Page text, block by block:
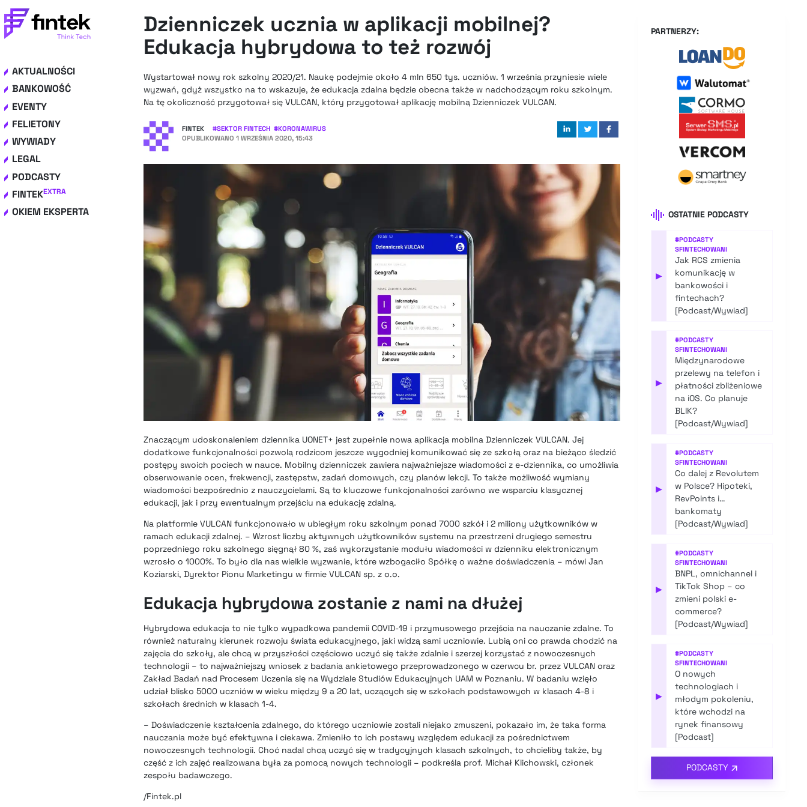
AKTUALNOŚCI
BANKOWOŚĆ
EVENTY
FELIETONY
WYWIADY
LEGAL
PODCASTY
FINTEKEXTRA
OKIEM EKSPERTA
Dzienniczek ucznia w aplikacji mobilnej?
Edukacja hybrydowa to też rozwój
Wystartował nowy rok szkolny 2020/21. Naukę podejmie około 4 mln 650 tys. uczniów. 1 września przyniesie wiele
wyzwań, gdyż wszystko na to wskazuje, że edukacja zdalna będzie obecna także w nadchodzącym roku szkolnym.
Na tę okoliczność przygotował się VULCAN, który przygotował aplikację mobilną Dzienniczek VULCAN.
FINTEK #SEKTOR FINTECH #KORONAWIRUS
OPUBLIKOWANO 1 WRZEŚNIA 2020, 15:43
Znaczącym udoskonaleniem dziennika UONET+ jest zupełnie nowa aplikacja mobilna Dzienniczek VULCAN. Jej
dodatkowe funkcjonalności pozwolą rodzicom jeszcze wygodniej komunikować się ze szkołą oraz na bieżąco śledzić
postępy swoich pociech w nauce. Mobilny dzienniczek zawiera najważniejsze wiadomości z e-dziennika, co umożliwia
obserwowanie ocen, frekwencji, zastępstw, zadań domowych, czy planów lekcji. To także możliwość wymiany
wiadomości bezpośrednio z nauczycielami. Są to kluczowe funkcjonalności zarówno we wsparciu klasycznej
edukacji, jak i przy ewentualnym przejściu na edukację zdalną.
Na platformie VULCAN funkcjonowało w ubiegłym roku szkolnym ponad 7000 szkół i 2 miliony użytkowników w
ramach edukacji zdalnej. – Wzrost liczby aktywnych użytkowników systemu na przestrzeni drugiego semestru
poprzedniego roku szkolnego sięgnął 80 %, zaś wykorzystanie modułu wiadomości w dzienniku elektronicznym
wzrosło o 1000%. To było dla nas wielkie wyzwanie, które wzbogaciło Spółkę o ważne doświadczenia – mówi Jan
Koziarski, Dyrektor Pionu Marketingu w firmie VULCAN sp. z o.o.
Edukacja hybrydowa zostanie z nami na dłużej
Hybrydowa edukacja to nie tylko wypadkowa pandemii COVID-19 i przymusowego przejścia na nauczanie zdalne. To
również naturalny kierunek rozwoju świata edukacyjnego, jaki widzą sami uczniowie. Lubią oni co prawda chodzić na
zajęcia do szkoły, ale chcą w przyszłości częściowo uczyć się także zdalnie i szerzej korzystać z nowoczesnych
technologii – to najważniejszy wniosek z badania ankietowego przeprowadzonego w czerwcu br. przez VULCAN oraz
Zakład Badań nad Procesem Uczenia się na Wydziale Studiów Edukacyjnych UAM w Poznaniu. W badaniu wzięło
udział blisko 5000 uczniów w wieku między 9 a 20 lat, uczących się w szkołach podstawowych w klasach 4-8 i
szkołach średnich w klasach 1-4.
– Doświadczenie kształcenia zdalnego, do którego uczniowie zostali niejako zmuszeni, pokazało im, że taka forma
nauczania może być efektywna i ciekawa. Zmieniło to ich postawy względem edukacji za pośrednictwem
nowoczesnych technologii. Choć nadal chcą uczyć się w tradycyjnych klasach szkolnych, to chcieliby także, by
część z ich zajęć realizowana była za pomocą nowych technologii – podkreśla prof. Michał Klichowski, członek
zespołu badawczego.
/Fintek.pl
PARTNERZY:
OSTATNIE PODCASTY
▶
#PODCASTY
SFINTECHOWANI
Jak RCS zmienia
komunikację w
bankowości i
fintechach?
[Podcast/Wywiad]
▶
#PODCASTY
SFINTECHOWANI
Międzynarodowe
przelewy na telefon i
płatności zbliżeniowe
na iOS. Co planuje
BLIK?
[Podcast/Wywiad]
▶
#PODCASTY
SFINTECHOWANI
Co dalej z Revolutem
w Polsce? Hipoteki,
RevPoints i…
bankomaty
[Podcast/Wywiad]
▶
#PODCASTY
SFINTECHOWANI
BNPL, omnichannel i
TikTok Shop – co
zmieni polski e-
commerce?
[Podcast/Wywiad]
▶
#PODCASTY
SFINTECHOWANI
O nowych
technologiach i
młodym pokoleniu,
które wchodzi na
rynek finansowy
[Podcast]
PODCASTY